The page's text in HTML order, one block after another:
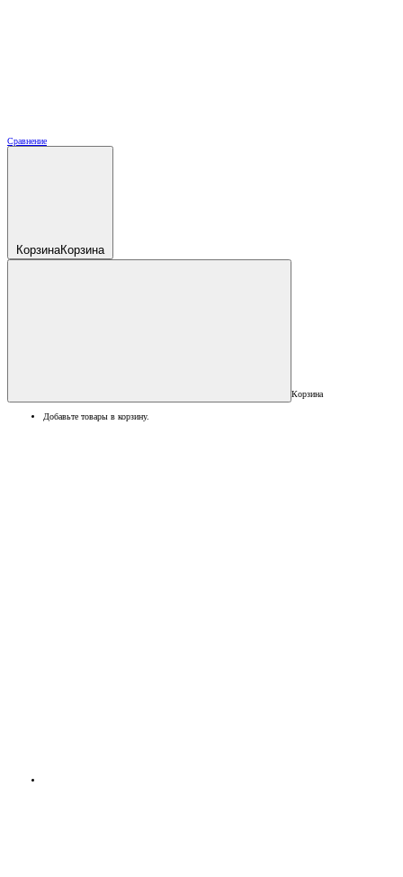
Сравнение
КорзинаКорзина
Корзина
Добавьте товары в корзину.